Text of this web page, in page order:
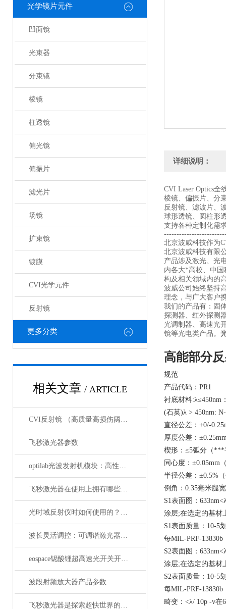
光学镜片元件
凹面镜
光束器
分束镜
棱镜
柱透镜
偏光镜
偏振片
滤光片
场镜
扩束镜
镀膜
CVI光学元件
反射镜
更多分类
相关文章 / ARTICLE
CVI反射镜 （高质量高损伤阈值反射镜）产品介绍
飞秒激光器参数
optilab光波发射机模块：高性能通信的核心组件
飞秒激光器在使用上拥有哪些特点？
光时域反射仪时如何使用的？使用时又要注意哪些事项？
波长灵活调控：可调谐激光器在WDM系统中的应用解析
eospace铌酸锂超高速光开关开启通信新时代
波段射频放大器产品参数
飞秒激光器是探索超快世界的利器
详细说明：
CVI Laser Optics全
棱镜、偏振片、分
反射镜、滤波片、
球形透镜、圆柱形
支持各种定制化需
北京波威科技作为
北京波威科技有限
产品涉及激光、光
内各大*高校、中
构及相关领域内的
波威公司始终坚持
理念，与广大客户
我们的产品有：固
探测器、红外探测
光调制器、高速光
镜等光电类产品。
高能部分
规范
产品代码：PR1
衬底材料:λ≤450nm
(石英)λ > 450nm:
直径公差：+0/-
厚度公差：
楔形：≤5弧分（***
同心度：±0.05mm
半径公差：±0.5%
倒角：0.35毫米腿
S1表面图：
涂层;在选定的基材
S1表面质量：10-5
每MIL-PRF-13830b
S2表面图：
涂层;在选定的基材
S2表面质量：10-5
每MIL-PRF-
畸变：<λ/ 10p -v在